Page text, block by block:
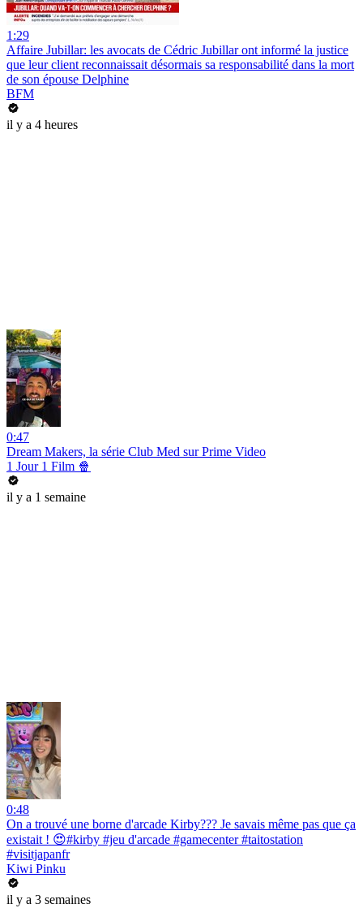
1:29
Affaire Jubillar: les avocats de Cédric Jubillar ont informé la justice
que leur client reconnaissait désormais sa responsabilité dans la mort
de son épouse Delphine
BFM
il y a 4 heures
0:47
Dream Makers, la série Club Med sur Prime Video
1 Jour 1 Film 🍿
il y a 1 semaine
0:48
On a trouvé une borne d'arcade Kirby??? Je savais même pas que ça
existait ! 😍#kirby #jeu d'arcade #gamecenter #taitostation
#visitjapanfr
Kiwi Pinku
il y a 3 semaines